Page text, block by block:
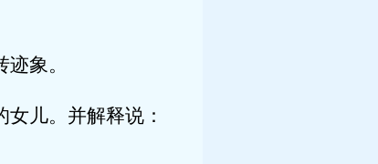
象。
儿。并解释说：